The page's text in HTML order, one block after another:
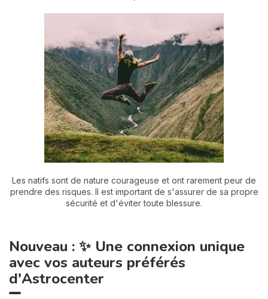
Les natifs sont de nature courageuse et ont rarement peur de
prendre des risques. Il est important de s'assurer de sa propre
sécurité et d'éviter toute blessure.
Nouveau : ✨ Une connexion unique
avec vos auteurs préférés
d'Astrocenter